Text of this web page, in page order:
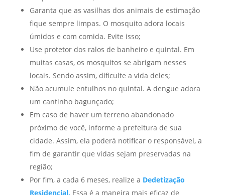
Garanta que as vasilhas dos animais de estimação
fique sempre limpas. O mosquito adora locais
úmidos e com comida. Evite isso;
Use protetor dos ralos de banheiro e quintal. Em
muitas casas, os mosquitos se abrigam nesses
locais. Sendo assim, dificulte a vida deles;
Não acumule entulhos no quintal. A dengue adora
um cantinho bagunçado;
Em caso de haver um terreno abandonado
próximo de você, informe a prefeitura de sua
cidade. Assim, ela poderá notificar o responsável, a
fim de garantir que vidas sejam preservadas na
região;
Por fim, a cada 6 meses, realize a Dedetização
Residencial. Essa é a maneira mais eficaz de